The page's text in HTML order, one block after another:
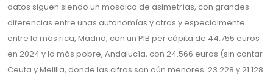
datos siguen siendo un mosaico de asimetrías, con grandes
diferencias entre unas autonomías y otras y especialmente
entre la más rica, Madrid, con un PIB per cápita de 44.755 euros
en 2024 y la más pobre, Andalucía, con 24.566 euros (sin contar
Ceuta y Melilla, donde las cifras son aún menores: 23.228 y 21.128